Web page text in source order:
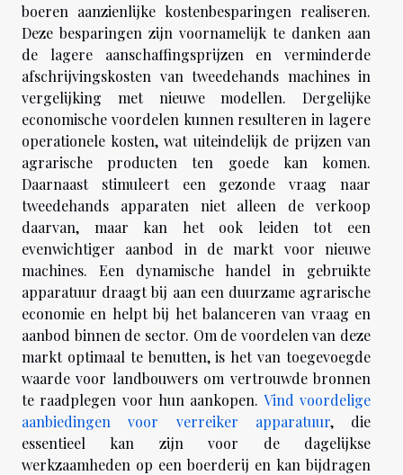
boeren aanzienlijke kostenbesparingen realiseren.
Deze besparingen zijn voornamelijk te danken aan
de lagere aanschaffingsprijzen en verminderde
afschrijvingskosten van tweedehands machines in
vergelijking met nieuwe modellen. Dergelijke
economische voordelen kunnen resulteren in lagere
operationele kosten, wat uiteindelijk de prijzen van
agrarische producten ten goede kan komen.
Daarnaast stimuleert een gezonde vraag naar
tweedehands apparaten niet alleen de verkoop
daarvan, maar kan het ook leiden tot een
evenwichtiger aanbod in de markt voor nieuwe
machines. Een dynamische handel in gebruikte
apparatuur draagt bij aan een duurzame agrarische
economie en helpt bij het balanceren van vraag en
aanbod binnen de sector. Om de voordelen van deze
markt optimaal te benutten, is het van toegevoegde
waarde voor landbouwers om vertrouwde bronnen
te raadplegen voor hun aankopen. Vind voordelige
aanbiedingen voor verreiker apparatuur, die
essentieel kan zijn voor de dagelijkse
werkzaamheden op een boerderij en kan bijdragen